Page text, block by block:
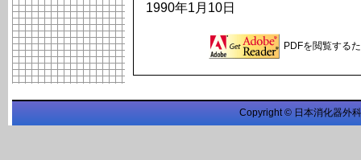
1990年1月10日
PDFを閲覧する
Copyright © 日本消化器外